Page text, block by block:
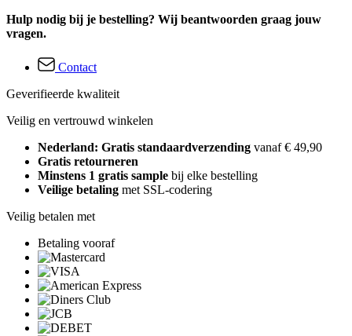
Hulp nodig bij je bestelling? Wij beantwoorden graag jouw
vragen.
Contact
Geverifieerde kwaliteit
Veilig en vertrouwd winkelen
Nederland: Gratis standaardverzending vanaf € 49,90
Gratis retourneren
Minstens 1 gratis sample bij elke bestelling
Veilige betaling met SSL-codering
Veilig betalen met
Betaling vooraf